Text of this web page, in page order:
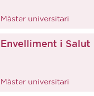
Màster universitari
Envelliment i Salut
Màster universitari